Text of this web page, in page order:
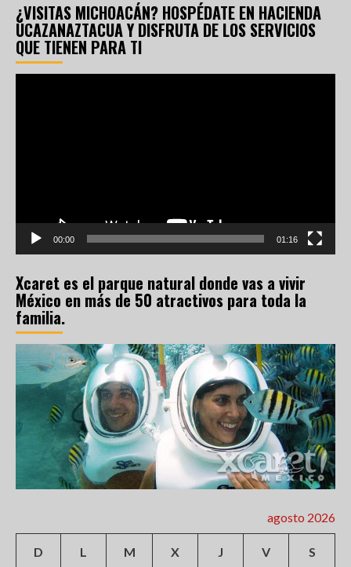
¿VISITAS MICHOACÁN? HOSPÉDATE EN HACIENDA
UCAZANAZTACUA Y DISFRUTA DE LOS SERVICIOS
QUE TIENEN PARA TI
00:00 01:16
Xcaret es el parque natural donde vas a vivir
México en más de 50 atractivos para toda la
familia.
agosto 2026
D L M X J V S